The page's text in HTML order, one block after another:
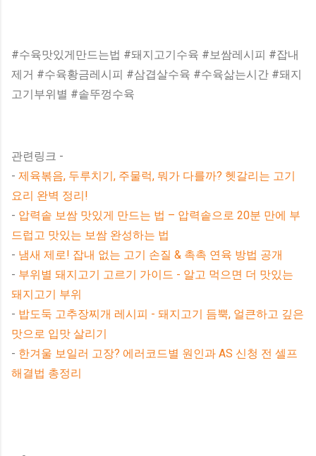
#수육맛있게만드는법 #돼지고기수육 #보쌈레시피 #잡내
제거 #수육황금레시피 #삼겹살수육 #수육삶는시간 #돼지
고기부위별 #솥뚜껑수육
관련링크 -
- 제육볶음, 두루치기, 주물럭, 뭐가 다를까? 헷갈리는 고기
요리 완벽 정리!
- 압력솥 보쌈 맛있게 만드는 법 – 압력솥으로 20분 만에 부
드럽고 맛있는 보쌈 완성하는 법
- 냄새 제로! 잡내 없는 고기 손질 & 촉촉 연육 방법 공개
- 부위별 돼지고기 고르기 가이드 - 알고 먹으면 더 맛있는
돼지고기 부위
- 밥도둑 고추장찌개 레시피 - 돼지고기 듬뿍, 얼큰하고 깊은
맛으로 입맛 살리기
- 한겨울 보일러 고장? 에러코드별 원인과 AS 신청 전 셀프
해결법 총정리